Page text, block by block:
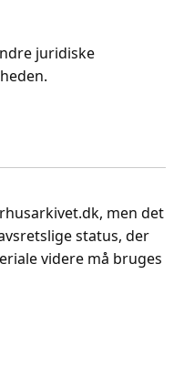
juridiske
men det
status, der
videre må bruges